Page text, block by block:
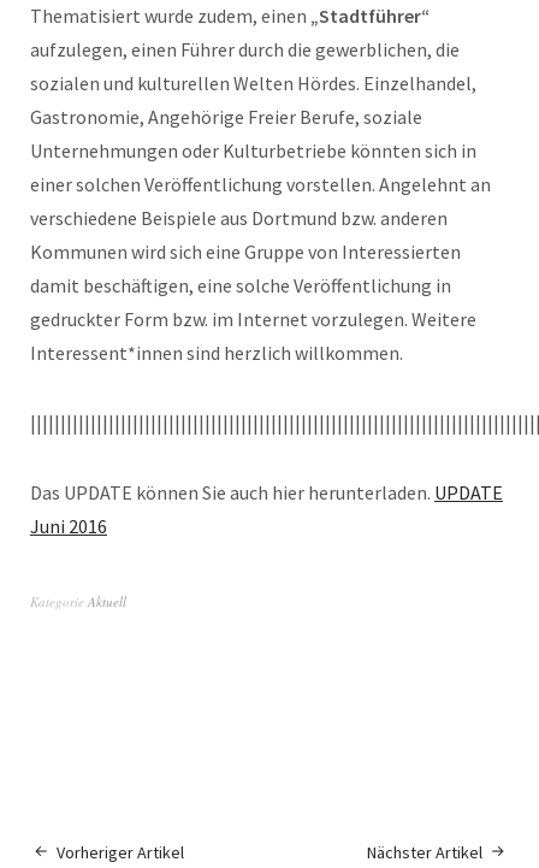
Thematisiert wurde zudem, einen „Stadtführer“
aufzulegen, einen Führer durch die gewerblichen, die
sozialen und kulturellen Welten Hördes. Einzelhandel,
Gastronomie, Angehörige Freier Berufe, soziale
Unternehmungen oder Kulturbetriebe könnten sich in
einer solchen Veröffentlichung vorstellen. Angelehnt an
verschiedene Beispiele aus Dortmund bzw. anderen
Kommunen wird sich eine Gruppe von Interessierten
damit beschäftigen, eine solche Veröffentlichung in
gedruckter Form bzw. im Internet vorzulegen. Weitere
Interessent*innen sind herzlich willkommen.
Das UPDATE können Sie auch hier herunterladen. UPDATE
Juni 2016
Kategorie Aktuell
Vorheriger Artikel Nächster Artikel